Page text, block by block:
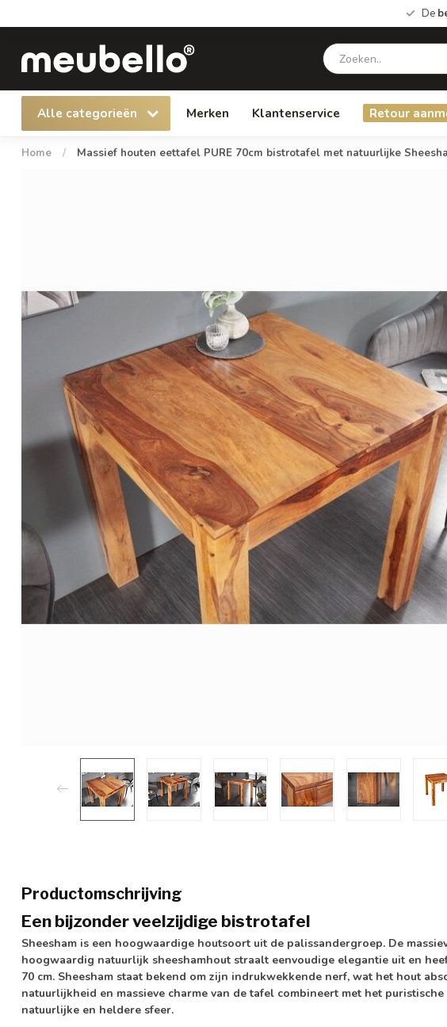
De
Alle categorieën Merken Klantenservice Retour
Home / Massief houten eettafel PURE 70cm bistrotafel met natuurlijke
Productomschrijving
Een bijzonder veelzijdige bistrotafel
Sheesham is een hoogwaardige houtsoort uit de palissandergroep. De
hoogwaardig natuurlijk sheeshamhout straalt eenvoudige elegantie uit en
70 cm. Sheesham staat bekend om zijn indrukwekkende nerf, wat het hout
natuurlijkheid en massieve charme van de tafel combineert met het
natuurlijke en heldere sfeer.